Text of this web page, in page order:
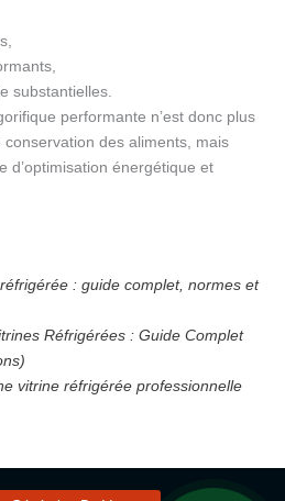
substantielles.
performante n’est donc plus
des aliments, mais
d’optimisation énergétique et
: guide complet, normes et
Réfrigérées : Guide Complet
vitrine réfrigérée professionnelle